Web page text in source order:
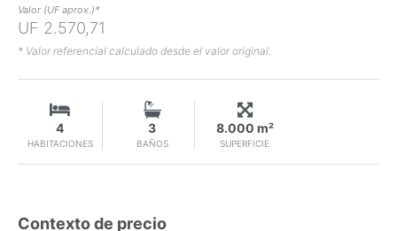
Valor (UF aprox.)*
UF 2.570,71
* Valor referencial calculado desde el valor original.
HABITACIONES
4
BAÑOS
3
SUPERFICIE
8.000 m²
Contexto de precio